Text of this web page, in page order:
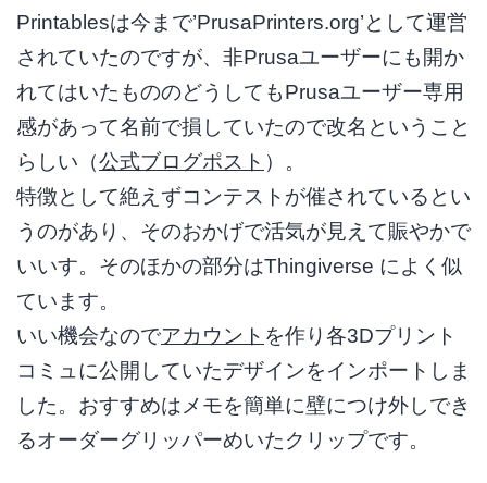
Printablesは今まで’PrusaPrinters.org’として運営
されていたのですが、非Prusaユーザーにも開か
れてはいたもののどうしてもPrusaユーザー専用
感があって名前で損していたので改名ということ
らしい（公式ブログポスト ）。
特徴として絶えずコンテストが催されているとい
うのがあり、そのおかげで活気が見えて賑やかで
いいす。そのほかの部分はThingiverse によく似
ています。
いい機会なのでアカウント を作り各3Dプリント
コミュに公開していたデザインをインポートしま
した。おすすめはメモを簡単に壁につけ外しでき
るオーダーグリッパーめいたクリップです。